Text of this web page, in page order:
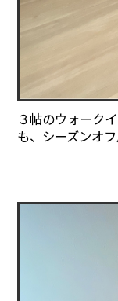
３帖のウォーク
も、シーズンオ